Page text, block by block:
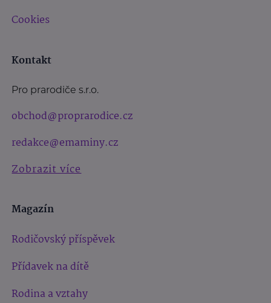
Cookies
Kontakt
Pro prarodiče s.r.o.
obchod@proprarodice.cz
redakce@emaminy.cz
Zobrazit více
Magazín
Rodičovský příspěvek
Přídavek na dítě
Rodina a vztahy